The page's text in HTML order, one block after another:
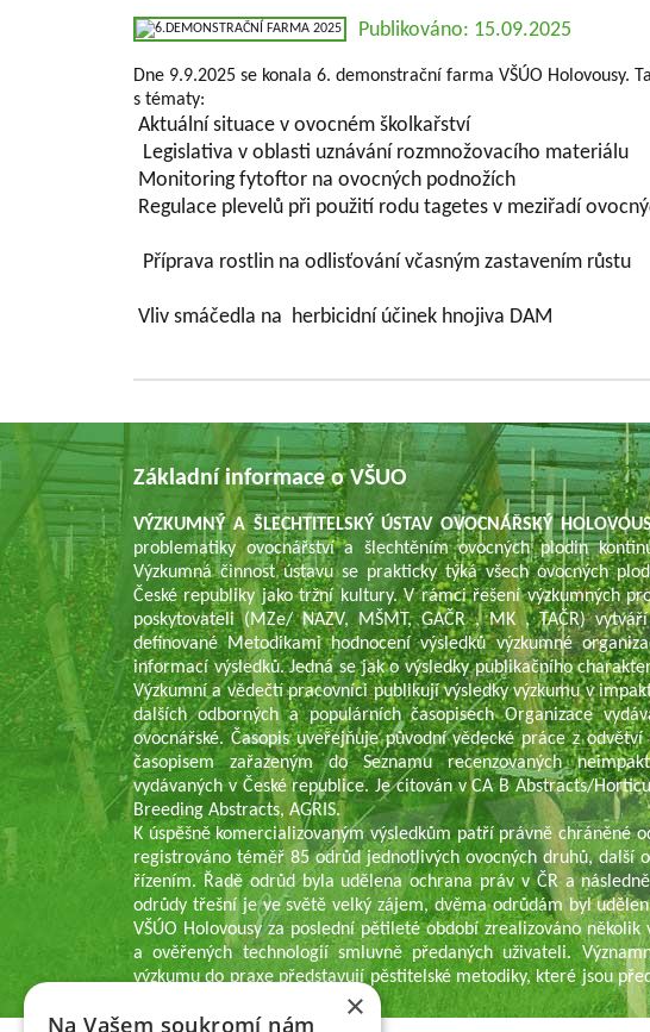
Publikováno: 15.09.2025
Dne 9.9.2025 se konala 6. demonstrační farma VŠÚO
s tématy:
Aktuální situace v ovocném školkařství
Legislativa v oblasti uznávání rozmnožovacího materiálu
Monitoring fytoftor na ovocných podnožích
Regulace plevelů při použití rodu tagetes v meziřadí
Příprava rostlin na odlisťování včasným zastavením růstu
Vliv smáčedla na herbicidní účinek hnojiva DAM
Základní informace o VŠUO
VÝZKUMNÝ A ŠLECHTITELSKÝ ÚSTAV OVOCNÁŘSKÝ
problematiky ovocnářství a šlechtěním ovocných plodin
Výzkumná činnost ústavu se prakticky týká všech ovocných
České republiky jako tržní kultury. V rámci řešení výzkumných
poskytovateli (MZe/ NAZV, MŠMT, GAČR , MK , TAČR)
definované Metodikami hodnocení výsledků výzkumné
informací výsledků. Jedná se jak o výsledky publikačního
Výzkumní a vědečtí pracovníci publikují výsledky výzkumu v
dalších odborných a populárních časopisech Organizace
ovocnářské. Časopis uveřejňuje původní vědecké práce z
časopisem zařazeným do Seznamu recenzovaných
vydávaných v České republice. Je citován v CA B Abstracts/
Breeding Abstracts, AGRIS.
K úspěšně komercializovaným výsledkům patří právně chráněné
registrováno téměř 85 odrůd jednotlivých ovocných druhů, další
řízením. Řadě odrůd byla udělena ochrana práv v ČR a
odrůdy třešní je ve světě velký zájem, dvěma odrůdám byl
VŠÚO Holovousy za poslední pětileté období zrealizováno
a ověřených technologií smluvně předaných uživateli.
výzkumu do praxe představují pěstitelské metodiky, které jsou
×
Na Vašem soukromí nám